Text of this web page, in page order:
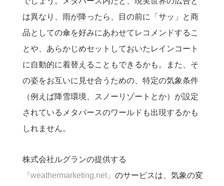
は異なり、雨が降ったら、目の前に「サッ」と商
品としての傘を好みにあわせてレコメンドするこ
とや、あらかじめセットしておいたレインコート
に自動的に着替えることもできるかも。また、そ
の姿をお互いに見せ合うための、特定の気象条件
（例えば降雪環境、スノーリゾートとか）が設定
されているメタバースのワールドも出現するかも
しれません。
株式会社ルグランの提供する
『weathermarketing.net』 のサービスは、気象の変